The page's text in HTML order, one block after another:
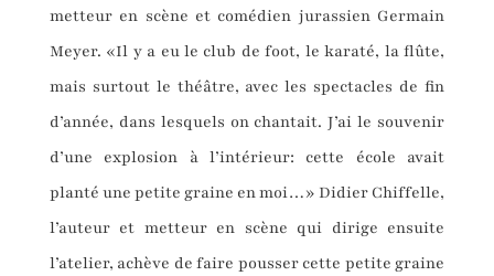
metteur en scène et comédien jurassien Germain
Meyer. «Il y a eu le club de foot, le karaté, la flûte,
mais surtout le théâtre, avec les spectacles de fin
d’année, dans lesquels on chantait. J’ai le souvenir
d’une explosion à l’intérieur: cette école avait
planté une petite graine en moi…» Didier Chiffelle,
l’auteur et metteur en scène qui dirige ensuite
l’atelier, achève de faire pousser cette petite graine